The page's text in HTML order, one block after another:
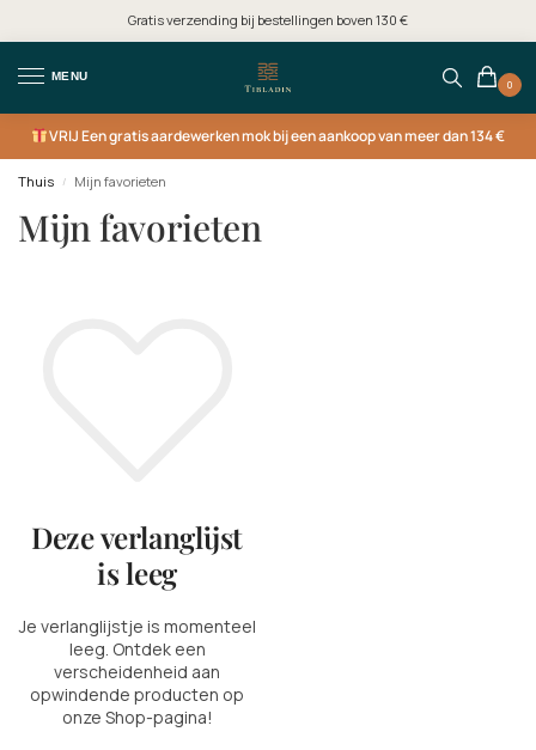
Gratis verzending bij bestellingen boven 130 €
MENU
0
VRIJEen gratis aardewerken mok bij een aankoop van meer dan 134 €
Thuis / Mijn favorieten
Mijn favorieten
Deze verlanglijst
is leeg
Je verlanglijstje is momenteel
leeg. Ontdek een
verscheidenheid aan
opwindende producten op
onze Shop-pagina!